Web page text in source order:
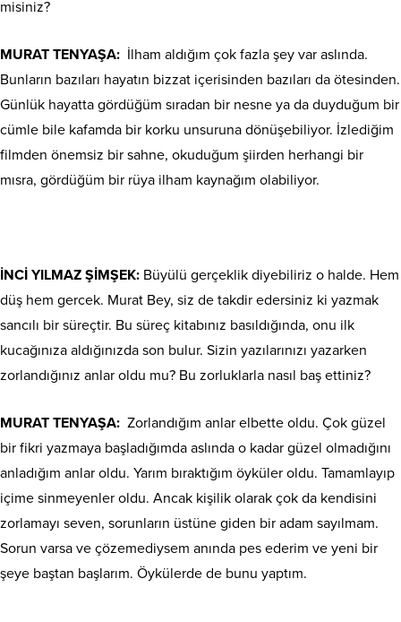
misiniz?
MURAT TENYAŞA: İlham aldığım çok fazla şey var aslında.
Bunların bazıları hayatın bizzat içerisinden bazıları da ötesinden.
Günlük hayatta gördüğüm sıradan bir nesne ya da duyduğum bir
cümle bile kafamda bir korku unsuruna dönüşebiliyor. İzlediğim
filmden önemsiz bir sahne, okuduğum şiirden herhangi bir
mısra, gördüğüm bir rüya ilham kaynağım olabiliyor.
İNCİ YILMAZ ŞİMŞEK: Büyülü gerçeklik diyebiliriz o halde. Hem
düş hem gercek. Murat Bey, siz de takdir edersiniz ki yazmak
sancılı bir süreçtir. Bu süreç kitabınız basıldığında, onu ilk
kucağınıza aldığınızda son bulur. Sizin yazılarınızı yazarken
zorlandığınız anlar oldu mu? Bu zorluklarla nasıl baş ettiniz?
MURAT TENYAŞA: Zorlandığım anlar elbette oldu. Çok güzel
bir fikri yazmaya başladığımda aslında o kadar güzel olmadığını
anladığım anlar oldu. Yarım bıraktığım öyküler oldu. Tamamlayıp
içime sinmeyenler oldu. Ancak kişilik olarak çok da kendisini
zorlamayı seven, sorunların üstüne giden bir adam sayılmam.
Sorun varsa ve çözemediysem anında pes ederim ve yeni bir
şeye baştan başlarım. Öykülerde de bunu yaptım.